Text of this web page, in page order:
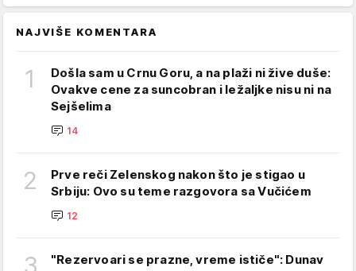
NAJVIŠE KOMENTARA
1
Došla sam u Crnu Goru, a na plaži ni žive duše:
Ovakve cene za suncobran i ležaljke nisu ni na
Sejšelima
14
2
Prve reči Zelenskog nakon što je stigao u
Srbiju: Ovo su teme razgovora sa Vučićem
12
"Rezervoari se prazne, vreme ističe": Dunav